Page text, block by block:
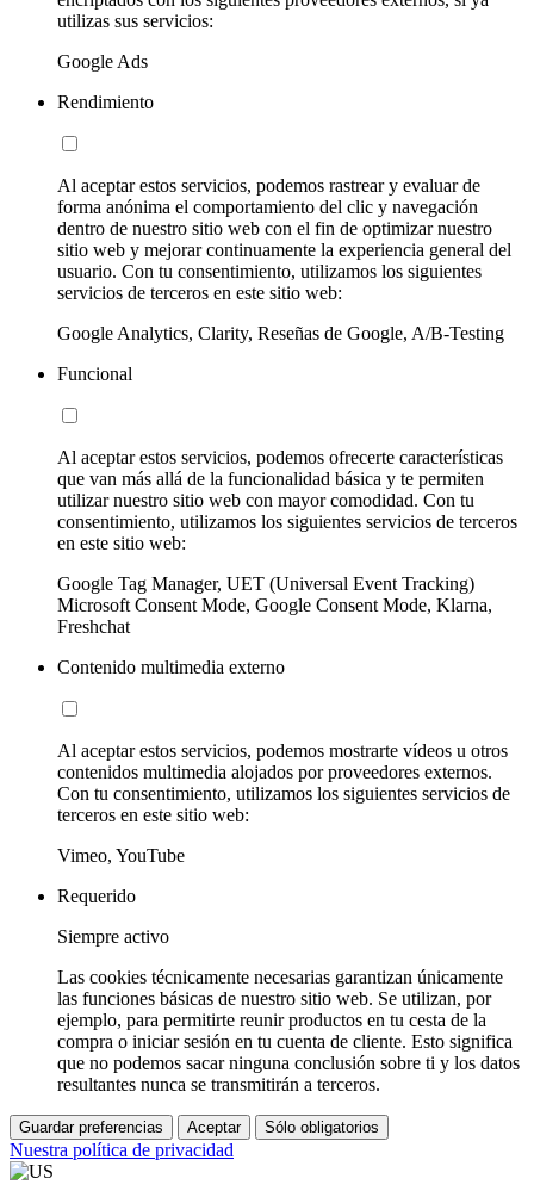
utilizas sus servicios:
Google Ads
Rendimiento
Al aceptar estos servicios, podemos rastrear y evaluar de
forma anónima el comportamiento del clic y navegación
dentro de nuestro sitio web con el fin de optimizar nuestro
sitio web y mejorar continuamente la experiencia general del
usuario. Con tu consentimiento, utilizamos los siguientes
servicios de terceros en este sitio web:
Google Analytics, Clarity, Reseñas de Google, A/B-Testing
Funcional
Al aceptar estos servicios, podemos ofrecerte características
que van más allá de la funcionalidad básica y te permiten
utilizar nuestro sitio web con mayor comodidad. Con tu
consentimiento, utilizamos los siguientes servicios de terceros
en este sitio web:
Google Tag Manager, UET (Universal Event Tracking)
Microsoft Consent Mode, Google Consent Mode, Klarna,
Freshchat
Contenido multimedia externo
Al aceptar estos servicios, podemos mostrarte vídeos u otros
contenidos multimedia alojados por proveedores externos.
Con tu consentimiento, utilizamos los siguientes servicios de
terceros en este sitio web:
Vimeo, YouTube
Requerido
Siempre activo
Las cookies técnicamente necesarias garantizan únicamente
las funciones básicas de nuestro sitio web. Se utilizan, por
ejemplo, para permitirte reunir productos en tu cesta de la
compra o iniciar sesión en tu cuenta de cliente. Esto significa
que no podemos sacar ninguna conclusión sobre ti y los datos
resultantes nunca se transmitirán a terceros.
Guardar preferencias Aceptar Sólo obligatorios
Nuestra política de privacidad